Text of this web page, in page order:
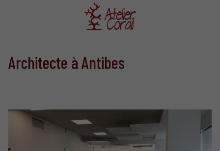
Architecte à Antibes